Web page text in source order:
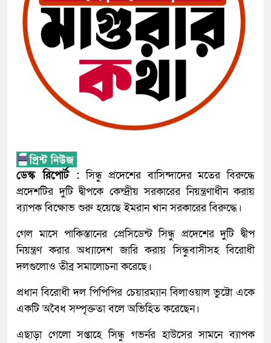
ডেস্ক রিপোর্ট : সিন্ধু প্রদেশের বাসিন্দাদের মতের বিরুদ্ধে
প্রদেশটির দুটি দ্বীপকে কেন্দ্রীয় সরকারের নিয়ন্ত্রণাধীন করায়
ব্যাপক বিক্ষোভ শুরু হয়েছে ইমরান খান সরকারের বিরুদ্ধে।
গেল মাসে পাকিস্তানের প্রেসিডেন্ট সিন্ধু প্রদেশের দুটি দ্বীপ
নিয়ন্ত্রণ করার অধ্যাদেশ জারি করায় সিন্ধুবাসীসহ বিরোধী
দলগুলোও তীব্র সমালোচনা করেছে।
প্রধান বিরোধী দল পিপিপির চেয়ারম্যান বিলাওয়াল ভুট্টো একে
একটি অবৈধ সম্পৃক্ততা বলে অভিহিত করেছেন।
এছাড়া গেলো সপ্তাহে সিন্ধু গভর্নর হাউসের সামনে ব্যাপক